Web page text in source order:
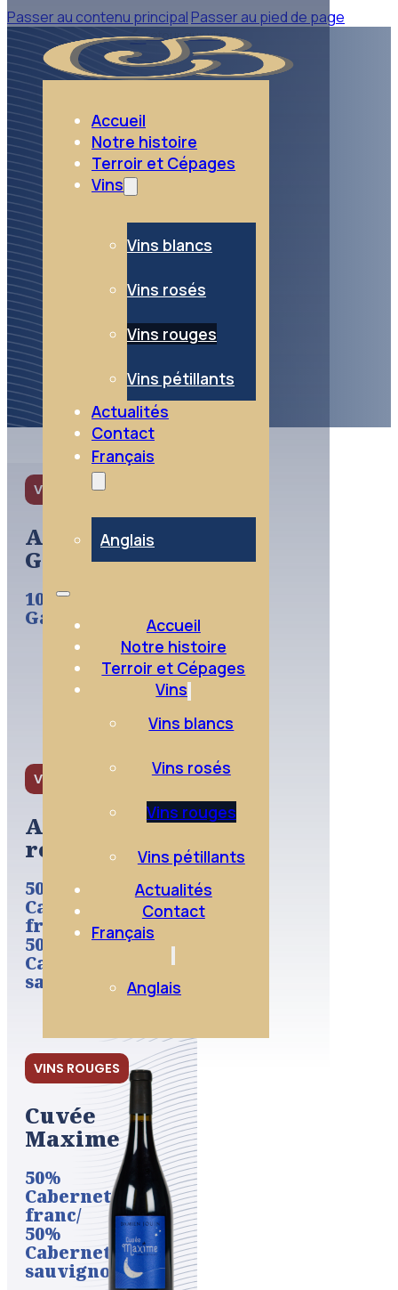
Passer au contenu principal Passer au pied de page
Accueil
Notre histoire
Terroir et Cépages
Vins
Vins blancs
Vins rosés
Vins rouges
Vins pétillants
Actualités
Contact
Français
Anglais
Accueil
Notre histoire
Terroir et Cépages
Vins
Vins blancs
Vins rosés
Vins rouges
Vins pétillants
Actualités
Contact
Français
Anglais
retour aux vins
Vins rouges
VINS ROUGES
Anjou
Gamay
100%
Gamay
VINS ROUGES
Anjou
rouge
50%
Cabernet
franc/
50%
Cabernet
sauvignon
VINS ROUGES
Cuvée
Maxime
50%
Cabernet
franc/
50%
Cabernet
sauvignon